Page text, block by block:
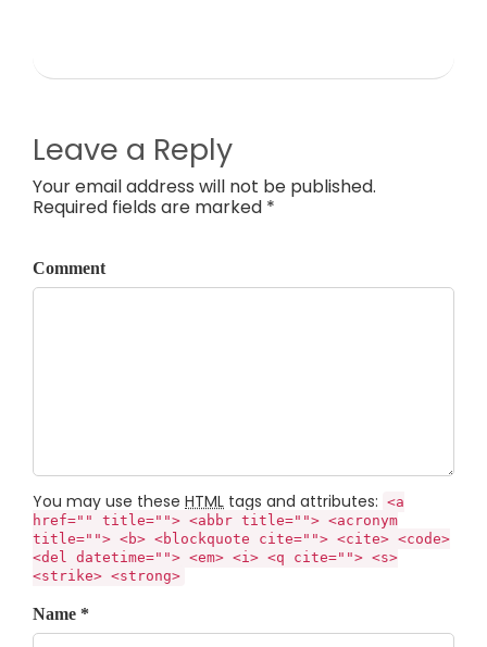
Leave a Reply
Your email address will not be published.
Required fields are marked *
Comment
You may use these HTML tags and attributes: <a
href="" title=""> <abbr title=""> <acronym
title=""> <b> <blockquote cite=""> <cite> <code>
<del datetime=""> <em> <i> <q cite=""> <s>
<strike> <strong>
Name *